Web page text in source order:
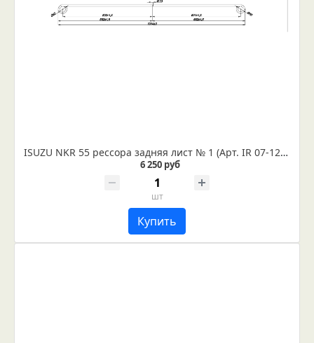
ISUZU NKR 55 рессора задняя лист № 1 (Арт. IR 07-12-01)
6 250 руб
шт
Купить